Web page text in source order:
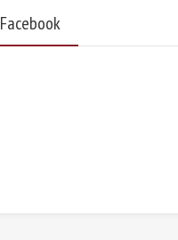
Facebook